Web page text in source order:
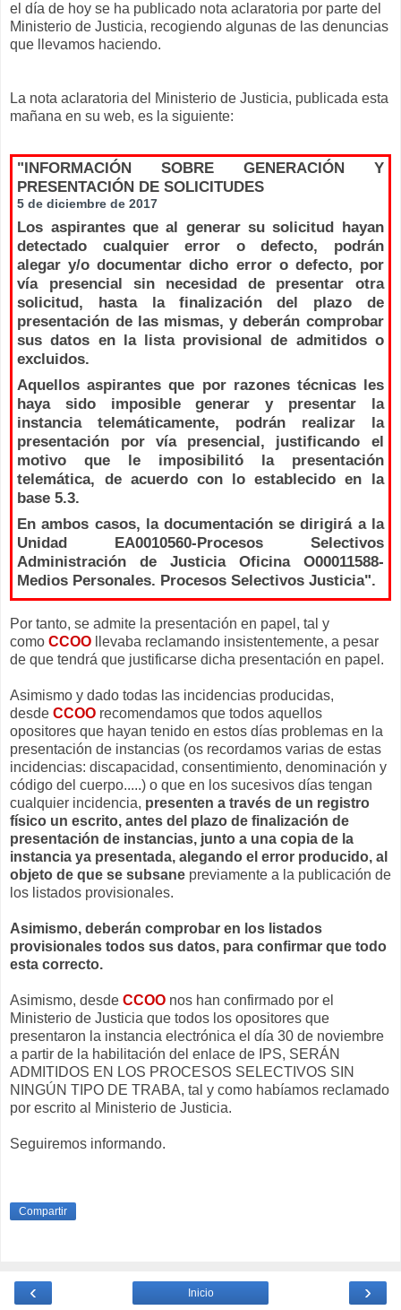
el día de hoy se ha publicado nota aclaratoria por parte del
Ministerio de Justicia, recogiendo algunas de las denuncias
que llevamos haciendo.
La nota aclaratoria del Ministerio de Justicia, publicada esta
mañana en su web, es la siguiente:
"INFORMACIÓN SOBRE GENERACIÓN Y
PRESENTACIÓN DE SOLICITUDES
5 de diciembre de 2017
Los aspirantes que al generar su solicitud hayan
detectado cualquier error o defecto, podrán
alegar y/o documentar dicho error o defecto, por
vía presencial sin necesidad de presentar otra
solicitud, hasta la finalización del plazo de
presentación de las mismas, y deberán comprobar
sus datos en la lista provisional de admitidos o
excluidos.
Aquellos aspirantes que por razones técnicas les
haya sido imposible generar y presentar la
instancia telemáticamente, podrán realizar la
presentación por vía presencial, justificando el
motivo que le imposibilitó la presentación
telemática, de acuerdo con lo establecido en la
base 5.3.
En ambos casos, la documentación se dirigirá a la
Unidad EA0010560-Procesos Selectivos
Administración de Justicia Oficina O00011588-
Medios Personales. Procesos Selectivos Justicia".
Por tanto, se admite la presentación en papel, tal y
como CCOO llevaba reclamando insistentemente, a pesar
de que tendrá que justificarse dicha presentación en papel.
Asimismo y dado todas las incidencias producidas,
desde CCOO recomendamos que todos aquellos
opositores que hayan tenido en estos días problemas en la
presentación de instancias (os recordamos varias de estas
incidencias: discapacidad, consentimiento, denominación y
código del cuerpo.....) o que en los sucesivos días tengan
cualquier incidencia, presenten a través de un registro
físico un escrito, antes del plazo de finalización de
presentación de instancias, junto a una copia de la
instancia ya presentada, alegando el error producido, al
objeto de que se subsane previamente a la publicación de
los listados provisionales.
Asimismo, deberán comprobar en los listados
provisionales todos sus datos, para confirmar que todo
esta correcto.
Asimismo, desde CCOO nos han confirmado por el
Ministerio de Justicia que todos los opositores que
presentaron la instancia electrónica el día 30 de noviembre
a partir de la habilitación del enlace de IPS, SERÁN
ADMITIDOS EN LOS PROCESOS SELECTIVOS SIN
NINGÚN TIPO DE TRABA, tal y como habíamos reclamado
por escrito al Ministerio de Justicia.
Seguiremos informando.
Compartir
‹ ›
Inicio